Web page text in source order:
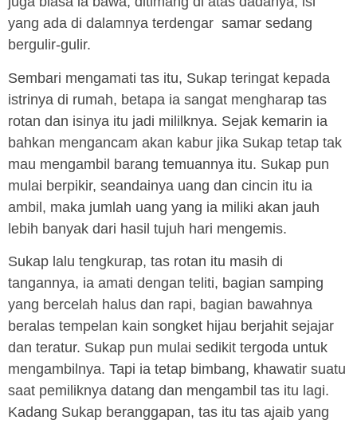
yang ada di dalamnya terdengar samar sedang
bergulir-gulir.
Sembari mengamati tas itu, Sukap teringat kepada
istrinya di rumah, betapa ia sangat mengharap tas
rotan dan isinya itu jadi mililknya. Sejak kemarin ia
bahkan mengancam akan kabur jika Sukap tetap tak
mau mengambil barang temuannya itu. Sukap pun
mulai berpikir, seandainya uang dan cincin itu ia
ambil, maka jumlah uang yang ia miliki akan jauh
lebih banyak dari hasil tujuh hari mengemis.
Sukap lalu tengkurap, tas rotan itu masih di
tangannya, ia amati dengan teliti, bagian samping
yang bercelah halus dan rapi, bagian bawahnya
beralas tempelan kain songket hijau berjahit sejajar
dan teratur. Sukap pun mulai sedikit tergoda untuk
mengambilnya. Tapi ia tetap bimbang, khawatir suatu
saat pemiliknya datang dan mengambil tas itu lagi.
Kadang Sukap beranggapan, tas itu tas ajaib yang